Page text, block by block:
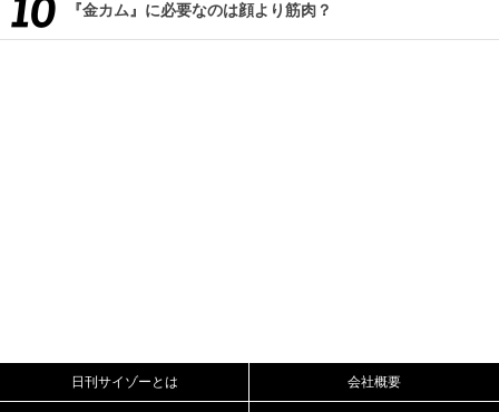
『金カム』に必要なのは顔より筋肉？
日刊サイゾーとは 会社概要